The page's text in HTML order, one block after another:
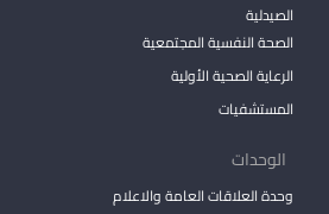
الصيدلية
الصحة النفسية المجتمعية
الرعاية الصحية الأولية
المستشفيات
الوحدات
وحدة العلاقات العامة والاعلام